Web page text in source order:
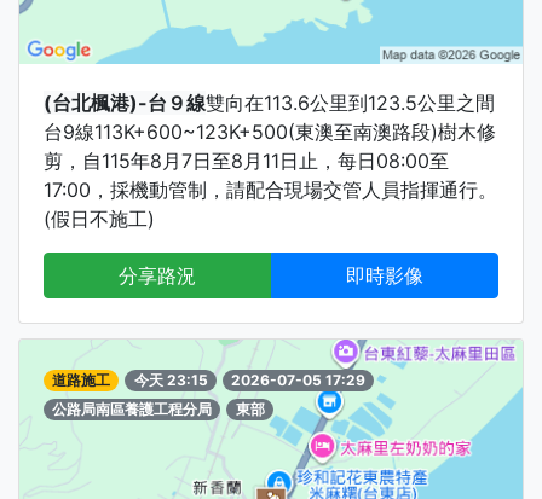
(台北楓港)-台９線雙向在113.6公里到123.5公里之間
台9線113K+600~123K+500(東澳至南澳路段)樹木修
剪，自115年8月7日至8月11日止，每日08:00至
17:00，採機動管制，請配合現場交管人員指揮通行。
(假日不施工)
分享路況 即時影像
道路施工 今天 23:15
2026-07-05 17:29
公路局南區養護工程分局
東部